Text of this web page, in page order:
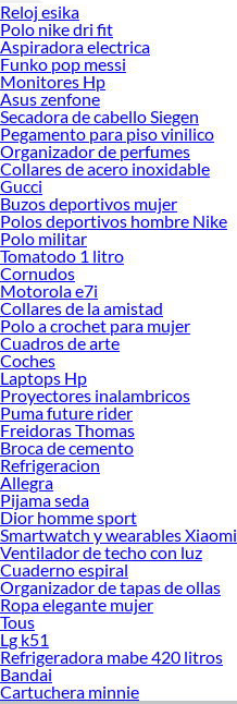
Reloj esika
Polo nike dri fit
Aspiradora electrica
Funko pop messi
Monitores Hp
Asus zenfone
Secadora de cabello Siegen
Pegamento para piso vinilico
Organizador de perfumes
Collares de acero inoxidable
Gucci
Buzos deportivos mujer
Polos deportivos hombre Nike
Polo militar
Tomatodo 1 litro
Cornudos
Motorola e7i
Collares de la amistad
Polo a crochet para mujer
Cuadros de arte
Coches
Laptops Hp
Proyectores inalambricos
Puma future rider
Freidoras Thomas
Broca de cemento
Refrigeracion
Allegra
Pijama seda
Dior homme sport
Smartwatch y wearables Xiaomi
Ventilador de techo con luz
Cuaderno espiral
Organizador de tapas de ollas
Ropa elegante mujer
Tous
Lg k51
Refrigeradora mabe 420 litros
Bandai
Cartuchera minnie